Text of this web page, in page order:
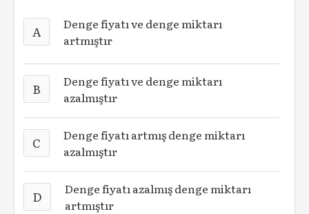
A
Denge fiyatı ve denge miktarı
artmıştır
B
Denge fiyatı ve denge miktarı
azalmıştır
C
Denge fiyatı artmış denge miktarı
azalmıştır
D
Denge fiyatı azalmış denge miktarı
artmıştır